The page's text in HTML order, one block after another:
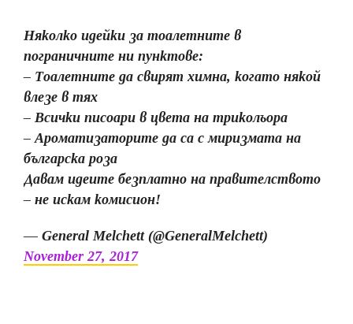
Няколко идейки за тоалетните в
пограничните ни пунктове:
– Тоалетните да свирят химна, когато някой
влезе в тях
– Всички писоари в цвета на трикольора
– Ароматизаторите да са с миризмата на
българска роза
Давам идеите безплатно на правителството
– не искам комисион!
— General Melchett (@GeneralMelchett)
November 27, 2017